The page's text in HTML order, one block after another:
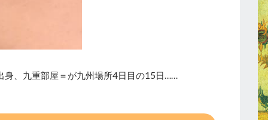
身、九重部屋＝が九州場所4日目の15日……